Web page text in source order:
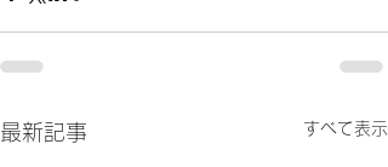
最新記事 すべて表示